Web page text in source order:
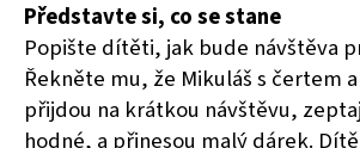
Představte si, co se stane
Popište dítěti, jak bude návštěva
Řekněte mu, že Mikuláš s čertem
přijdou na krátkou návštěvu,
hodné, a přinesou malý dárek.